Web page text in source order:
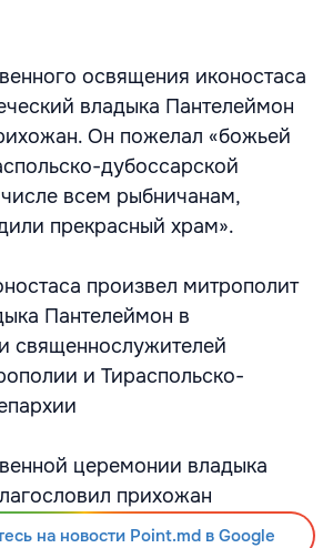
освящения иконостаса
владыка Пантелеймон
Он пожелал «божьей
дубоссарской
всем рыбничанам,
прекрасный храм».
произвел митрополит
Пантелеймон в
священнослужителей
и Тираспольско-
церемонии владыка
прихожан
на новости Point.md в Google